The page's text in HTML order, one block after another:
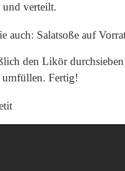
und verteilt.
auch: Salatsoße auf
den Likör
Fertig!